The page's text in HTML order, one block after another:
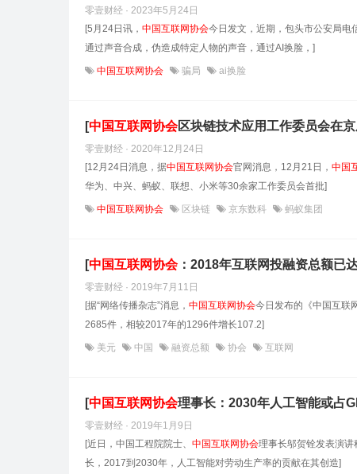
零壹财经 · 2023年5月24日
[5月24日讯， 中国互联网协会今日发文，近期，包头市公安局电
通过声音合成，伪造成特定人物的声音，通过AI换脸，]
中国互联网协会 骗局 ai换脸
[中国互联网协会区块链技术应用工作委员会在
零壹财经 · 2020年12月24日
[12月24日消息，据中国互联网协会官网消息，12月21日， 中国
华为、中兴、蚂蚁、联想、小米等30余家工作委员会首批]
中国互联网协会 区块链 京东数科 蚂蚁集团
[中国互联网协会：2018年互联网投融资总额已
零壹财经 · 2019年7月11日
[据“网络传播杂志”消息， 中国互联网协会今日发布的《中国互联
2685件，相较2017年的1296件增长107.2]
美元 中国 融资总额 协会 互联网
[中国互联网协会理事长：2030年人工智能或占
零壹财经 · 2019年1月9日
[近日，中国工程院院士、 中国互联网协会理事长邬贺铨发表演
长，2017到2030年，人工智能对劳动生产率的贡献在其创造]